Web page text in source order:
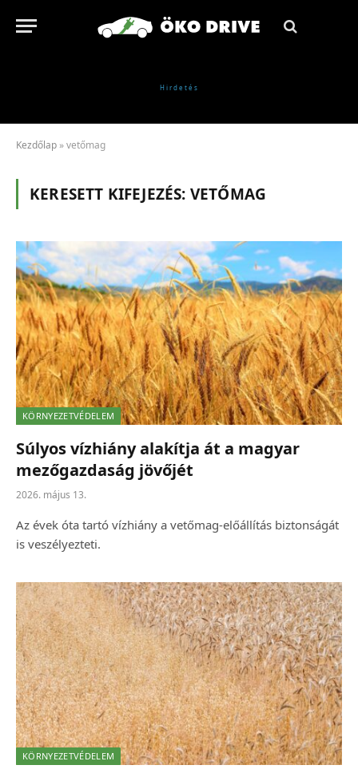
Kezdőlap »vetőmag
KERESETT KIFEJEZÉS: VETŐMAG
KÖRNYEZETVÉDELEM
Súlyos vízhiány alakítja át a magyar
mezőgazdaság jövőjét
2026. május 13.
Az évek óta tartó vízhiány a vetőmag-előállítás biztonságát
is veszélyezteti.
KÖRNYEZETVÉDELEM